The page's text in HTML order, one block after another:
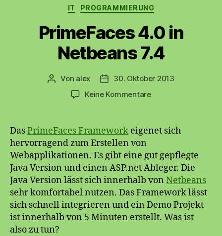
Kategorien
IT PROGRAMMIERUNG
PrimeFaces 4.0 in
Netbeans 7.4
Beitragsautor
Von alex Beitragsdatum
30. Oktober 2013
Keine Kommentarezu
DasPrimeFaces Framework eigenet sich
hervorragend zum Erstellen von
Webapplikationen. Es gibt eine gut gepflegte
Java Version und einen ASP.net Ableger. Die
Java Version lässt sich innerhalb von Netbeans
sehr komfortabel nutzen. Das Framework lässt
sich schnell integrieren und ein Demo Projekt
ist innerhalb von 5 Minuten erstellt. Was ist
also zu tun?